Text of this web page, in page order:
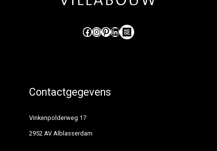
Like ons op Facebook (externe link) Volg ons op Instagram (externe link) Pinterest LinkedIn Hoog Design.
Contactgegevens
Vinkenpolderweg 17
2952 AV Alblasserdam